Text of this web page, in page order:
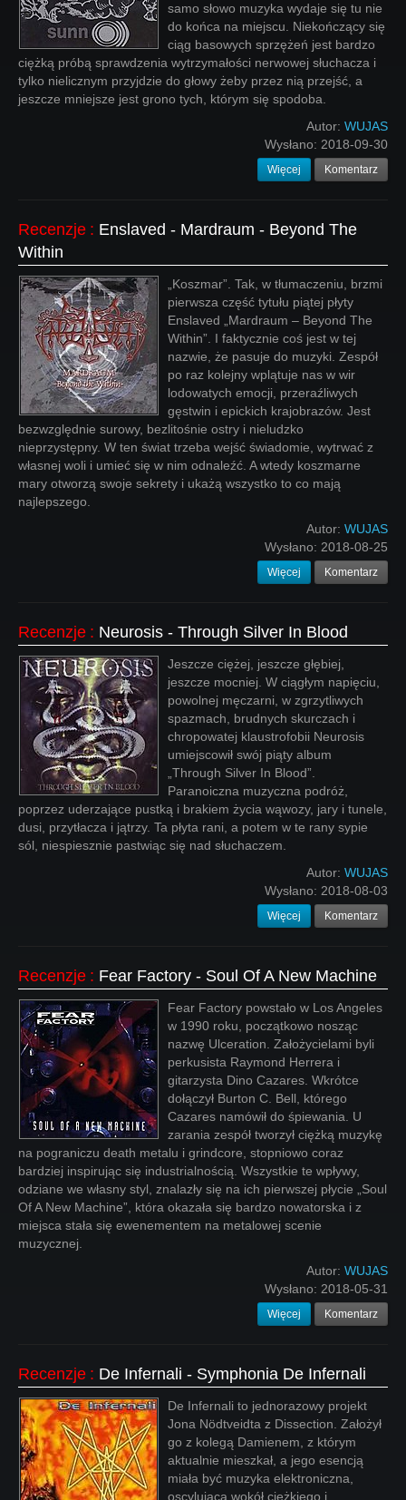
samo słowo muzyka wydaje się tu nie
do końca na miejscu. Niekończący się
ciąg basowych sprzężeń jest bardzo
ciężką próbą sprawdzenia wytrzymałości nerwowej słuchacza i
tylko nielicznym przyjdzie do głowy żeby przez nią przejść, a
jeszcze mniejsze jest grono tych, którym się spodoba.
Autor: WUJAS
Wysłano: 2018-09-30
Więcej Komentarz
Recenzje : Enslaved - Mardraum - Beyond The
Within
„Koszmar”. Tak, w tłumaczeniu, brzmi
pierwsza część tytułu piątej płyty
Enslaved „Mardraum – Beyond The
Within”. I faktycznie coś jest w tej
nazwie, że pasuje do muzyki. Zespół
po raz kolejny wplątuje nas w wir
lodowatych emocji, przeraźliwych
gęstwin i epickich krajobrazów. Jest
bezwzględnie surowy, bezlitośnie ostry i nieludzko
nieprzystępny. W ten świat trzeba wejść świadomie, wytrwać z
własnej woli i umieć się w nim odnaleźć. A wtedy koszmarne
mary otworzą swoje sekrety i ukażą wszystko to co mają
najlepszego.
Autor: WUJAS
Wysłano: 2018-08-25
Więcej Komentarz
Recenzje : Neurosis - Through Silver In Blood
Jeszcze ciężej, jeszcze głębiej,
jeszcze mocniej. W ciągłym napięciu,
powolnej męczarni, w zgrzytliwych
spazmach, brudnych skurczach i
chropowatej klaustrofobii Neurosis
umiejscowił swój piąty album
„Through Silver In Blood”.
Paranoiczna muzyczna podróż,
poprzez uderzające pustką i brakiem życia wąwozy, jary i tunele,
dusi, przytłacza i jątrzy. Ta płyta rani, a potem w te rany sypie
sól, niespiesznie pastwiąc się nad słuchaczem.
Autor: WUJAS
Wysłano: 2018-08-03
Więcej Komentarz
Recenzje : Fear Factory - Soul Of A New Machine
Fear Factory powstało w Los Angeles
w 1990 roku, początkowo nosząc
nazwę Ulceration. Założycielami byli
perkusista Raymond Herrera i
gitarzysta Dino Cazares. Wkrótce
dołączył Burton C. Bell, którego
Cazares namówił do śpiewania. U
zarania zespół tworzył ciężką muzykę
na pograniczu death metalu i grindcore, stopniowo coraz
bardziej inspirując się industrialnością. Wszystkie te wpływy,
odziane we własny styl, znalazły się na ich pierwszej płycie „Soul
Of A New Machine”, która okazała się bardzo nowatorska i z
miejsca stała się ewenementem na metalowej scenie
muzycznej.
Autor: WUJAS
Wysłano: 2018-05-31
Więcej Komentarz
Recenzje : De Infernali - Symphonia De Infernali
De Infernali to jednorazowy projekt
Jona Nödtveidta z Dissection. Założył
go z kolegą Damienem, z którym
aktualnie mieszkał, a jego esencją
miała być muzyka elektroniczna,
oscylująca wokół ciężkiego i